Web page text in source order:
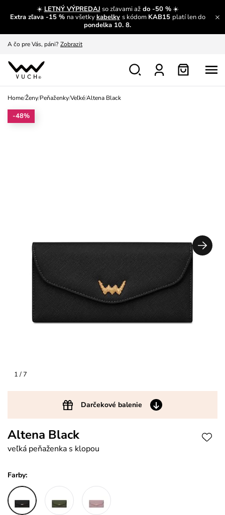
☀️ LETNÝ VÝPREDAJ so zľavami aždo -50 %☀️
Extra zľava -15 % na všetkykabelky s kódom KAB15 platí len do
pondelka 10. 8.
Prečítať viac
A čo pre Vás, páni? Zobrazit
S čím chybu neurobíš?
Nech sa inšpirovať Zobraziť
Home/Ženy/Peňaženky/Veľké/Altena Black
1/ 7
Darčekové balenie
-48%
Altena Black
veľká peňaženka s klopou
Farby: